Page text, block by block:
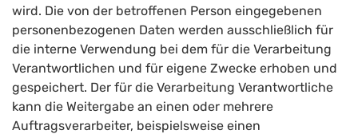
wird. Die von der betroffenen Person eingegebenen
personenbezogenen Daten werden ausschließlich für
die interne Verwendung bei dem für die Verarbeitung
Verantwortlichen und für eigene Zwecke erhoben und
gespeichert. Der für die Verarbeitung Verantwortliche
kann die Weitergabe an einen oder mehrere
Auftragsverarbeiter, beispielsweise einen